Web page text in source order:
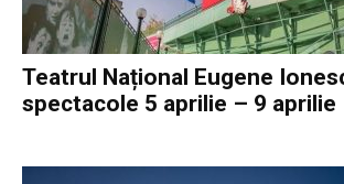
Teatrul Național Eugene
spectacole 5 aprilie – 9 aprilie